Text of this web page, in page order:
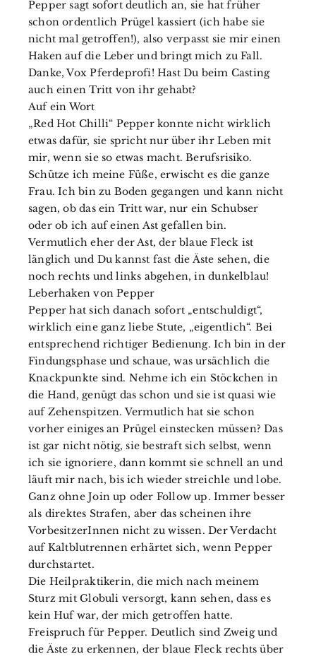
Pepper sagt sofort deutlich an, sie hat früher
schon ordentlich Prügel kassiert (ich habe sie
nicht mal getroffen!), also verpasst sie mir einen
Haken auf die Leber und bringt mich zu Fall.
Danke, Vox Pferdeprofi! Hast Du beim Casting
auch einen Tritt von ihr gehabt?
Auf ein Wort
„Red Hot Chilli“ Pepper konnte nicht wirklich
etwas dafür, sie spricht nur über ihr Leben mit
mir, wenn sie so etwas macht. Berufsrisiko.
Schütze ich meine Füße, erwischt es die ganze
Frau. Ich bin zu Boden gegangen und kann nicht
sagen, ob das ein Tritt war, nur ein Schubser
oder ob ich auf einen Ast gefallen bin.
Vermutlich eher der Ast, der blaue Fleck ist
länglich und Du kannst fast die Äste sehen, die
noch rechts und links abgehen, in dunkelblau!
Leberhaken von Pepper
Pepper hat sich danach sofort „entschuldigt“,
wirklich eine ganz liebe Stute, „eigentlich“. Bei
entsprechend richtiger Bedienung. Ich bin in der
Findungsphase und schaue, was ursächlich die
Knackpunkte sind. Nehme ich ein Stöckchen in
die Hand, genügt das schon und sie ist quasi wie
auf Zehenspitzen. Vermutlich hat sie schon
vorher einiges an Prügel einstecken müssen? Das
ist gar nicht nötig, sie bestraft sich selbst, wenn
ich sie ignoriere, dann kommt sie schnell an und
läuft mir nach, bis ich wieder streichle und lobe.
Ganz ohne Join up oder Follow up. Immer besser
als direktes Strafen, aber das scheinen ihre
VorbesitzerInnen nicht zu wissen. Der Verdacht
auf Kaltblutrennen erhärtet sich, wenn Pepper
durchstartet.
Die Heilpraktikerin, die mich nach meinem
Sturz mit Globuli versorgt, kann sehen, dass es
kein Huf war, der mich getroffen hatte.
Freispruch für Pepper. Deutlich sind Zweig und
die Äste zu erkennen, der blaue Fleck rechts über